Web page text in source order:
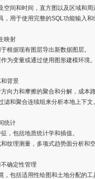
间和时间，直方图以及区域和周
用于使用完整的SQL功能输入和
映射
根据现有图层导出新数据图层。
为变量或通过使用图形建模环境。
背景
向力和摩擦的聚合和分解，成本
和聚合连续组来分析本地上下文。
统计
，包括地质统计学和插值。
理测量，多项式趋势面分析和
确定性管理
包括适用性绘图和土地分配的工